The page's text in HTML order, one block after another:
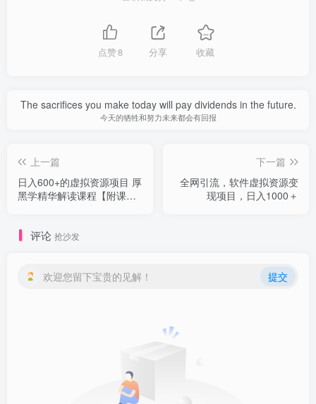
点赞8 分享 收藏
The sacrifices you make today will pay dividends in the future.
今天的牺牲和努力未来都会有回报
上一篇
日入600+的虚拟资源项目 厚
黑学精华解读课程【附课程
下一篇
全网引流，软件虚拟资源变
现项目，日入1000＋
评论 抢沙发
欢迎您留下宝贵的见解！ 提交